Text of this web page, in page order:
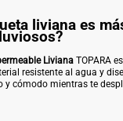
liviana es
Liviana TOPARA
resistente al agua y
y cómodo mientras te